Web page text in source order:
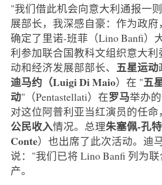
"我们借此机会向意大利通报一
展部长，我深感自豪：作为政
确定了里诺-班菲（Lino Banfi）
利参加联合国教科文组织意大
动和经济发展部部长、 五星运动
迪马约（Luigi Di Maio）在 "五
动"（Pentastellati）在罗马举办
对这位阿普利亚当红演员的任
公民收入情况。总理朱塞佩-孔
Conte）也出席了此次活动。迪
说："我们已将 Lino Banfi 列为
产。